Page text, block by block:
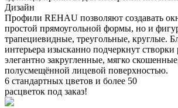
Дизайн
Профили REHAU позволяют создавать
простой прямоугольной формы, но и
трапециевидные, треугольные, круглые.
интерьера изысканно подчеркнут створки
элегантно закругленные, мягко
полусмещённой лицевой поверхностью.
6 стандартных цветов и более 50
расцветок под заказ!